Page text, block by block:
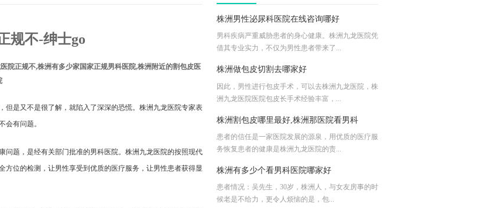
规不-绅士go
院正规不,株洲有多少家国家正规男科医院,株洲附近的割包皮医
是又不是很了解，就陷入了深深的恐慌。株洲九龙医院专家表
会有问题。
题，是经有关部门批准的男科医院。株洲九龙医院的按照现代
位的检测，让男性享受到优质的医疗服务，让男性患者获得显
株洲男性泌尿科医院在线咨询哪好
男科疾病严重威胁患者的身心健康。株洲九龙医院凭
借其专业实力，不仅为男性患者带来了...
株洲做包皮切割去哪家好
因此，男性进行包皮手术，可以去株洲九龙医院，株
洲九龙医院医院包皮长手术经验丰富，...
株洲割包皮哪里最好,株洲那医院看男科
患者的信任是一家医院发展的源泉，用优质的医疗服
务恢复患者的健康是株洲九龙医院的责...
株洲有多少个看男科医院哪家好
患者情况：吴先生，30岁，株洲人，与女友房事的时
候老是不给力，更令人烦恼的是，包...